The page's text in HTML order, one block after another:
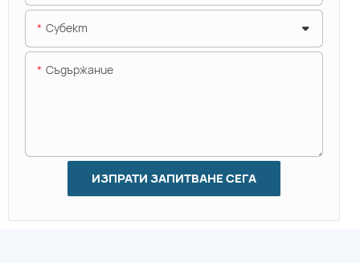
Субект
Съдържание
ИЗПРАТИ ЗАПИТВАНЕ СЕГА